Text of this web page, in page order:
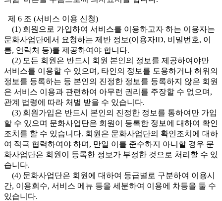
제 6 조 (서비스 이용 신청)
(1) 회원으로 가입하여 서비스를 이용하고자 하는 이용자는
문화사업단에서 요청하는 제반 정보(이용자ID, 비밀번호, 이
름, 연락처 등)를 제공하여야 합니다.
(2) 모든 회원은 반드시 회원 본인의 정보를 제공하여야만
서비스를 이용할 수 있으며, 타인의 정보를 도용하거나 허위의
정보를 등록하는 등 본인의 진정한 정보를 등록하지 않은 회원
은 서비스 이용과 관련하여 아무런 권리를 주장할 수 없으며,
관계 법령에 따라 처벌 받을 수 있습니다.
(3) 회원가입은 반드시 본인의 진정한 정보를 통하여만 가입
할 수 있으며 문화사업단은 회원이 등록한 정보에 대하여 확인
조치를 할 수 있습니다. 회원은 문화사업단의 확인조치에 대하
여 적극 협력하여야 하며, 만일 이를 준수하지 아니할 경우 문
화사업단은 회원이 등록한 정보가 부정한 것으로 처리할 수 있
습니다.
(4) 문화사업단은 회원에 대하여 등급별로 구분하여 이용시
간, 이용회수, 서비스 메뉴 등을 세분하여 이용에 차등을 둘 수
있습니다.